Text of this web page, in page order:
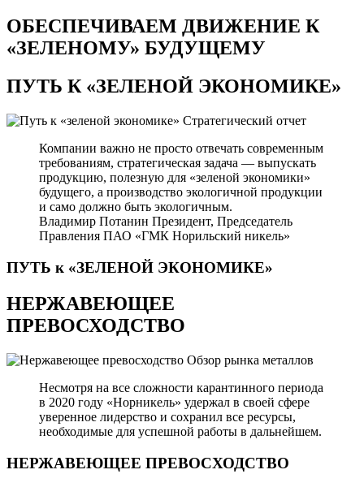
ОБЕСПЕЧИВАЕМ ДВИЖЕНИЕ К
«ЗЕЛЕНОМУ» БУДУЩЕМУ
ПУТЬ К«ЗЕЛЕНОЙ ЭКОНОМИКЕ»
Стратегический отчет
Компании важно не просто отвечать современным
требованиям, стратегическая задача — выпускать
продукцию, полезную для «зеленой экономики»
будущего, а производство экологичной продукции
и само должно быть экологичным.
Владимир Потанин Президент, Председатель
Правления ПАО «ГМК Норильский никель»
ПУТЬ к «ЗЕЛЕНОЙ ЭКОНОМИКЕ»
НЕРЖАВЕЮЩЕЕ
ПРЕВОСХОДСТВО
Обзор рынка металлов
Несмотря на все сложности карантинного периода
в 2020 году «Норникель» удержал в своей сфере
уверенное лидерство и сохранил все ресурсы,
необходимые для успешной работы в дальнейшем.
НЕРЖАВЕЮЩЕЕ ПРЕВОСХОДСТВО